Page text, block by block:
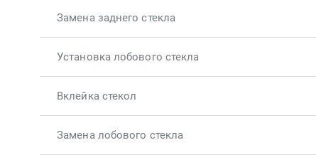
Замена заднего стекла
Установка лобового стекла
Вклейка стекол
Замена лобового стекла